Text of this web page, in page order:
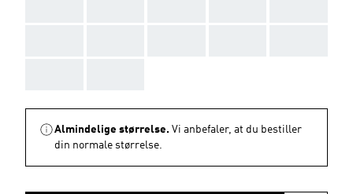
Almindelige størrelse. Vi anbefaler, at du bestiller
din normale størrelse.